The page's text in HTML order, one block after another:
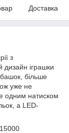
Доставка
з
іграшки
більше
уже не
одним натиском
а LED-